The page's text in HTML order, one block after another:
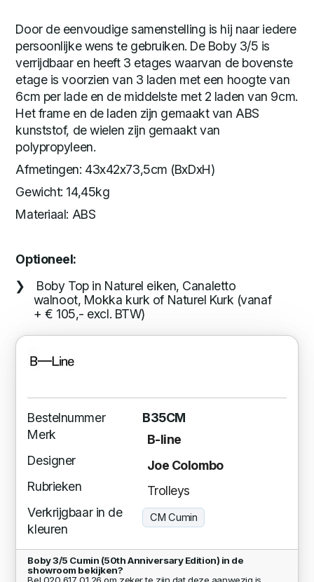
Door de eenvoudige samenstelling is hij naar iedere
persoonlijke wens te gebruiken. De Boby 3/5 is
verrijdbaar en heeft 3 etages waarvan de bovenste
etage is voorzien van 3 laden met een hoogte van
6cm per lade en de middelste met 2 laden van 9cm.
Het frame en de laden zijn gemaakt van ABS
kunststof, de wielen zijn gemaakt van
polypropyleen.
Afmetingen: 43x42x73,5cm (BxDxH)
Gewicht: 14,45kg
Materiaal: ABS
Optioneel:
Boby Top in Naturel eiken, Canaletto
walnoot, Mokka kurk of Naturel Kurk (vanaf
+ € 105,- excl. BTW)
Bestelnummer
B35CM
Merk
B-line
Designer
Joe Colombo
Rubrieken
Trolleys
Verkrijgbaar in de
kleuren
CM Cumin
Boby 3/5 Cumin (50th Anniversary Edition) in de
showroom bekijken?
Bel 020 617 01 26 om zeker te zijn dat deze aanwezig is.